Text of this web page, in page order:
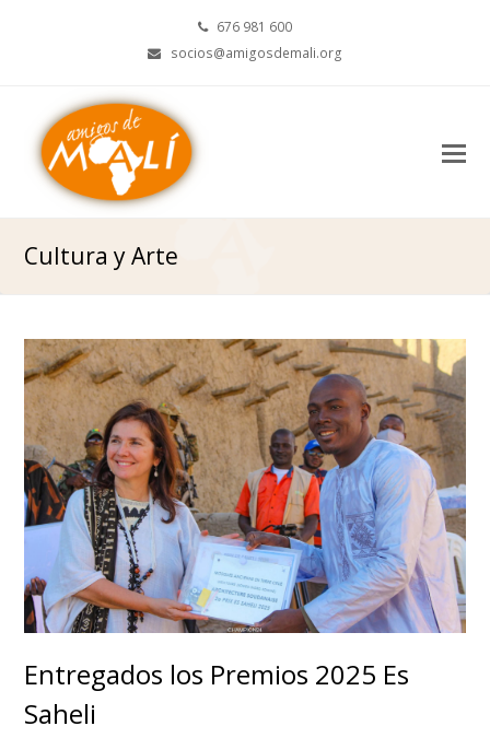
676 981 600
socios@amigosdemali.org
Cultura y Arte
Entregados los Premios 2025 Es
Saheli